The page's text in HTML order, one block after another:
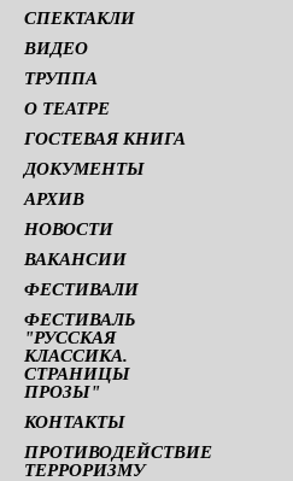
СПЕКТАКЛИ
ВИДЕО
ТРУППА
О ТЕАТРЕ
ГОСТЕВАЯ КНИГА
ДОКУМЕНТЫ
АРХИВ
НОВОСТИ
ВАКАНСИИ
ФЕСТИВАЛИ
ФЕСТИВАЛЬ
"РУССКАЯ
КЛАССИКА.
СТРАНИЦЫ
ПРОЗЫ"
КОНТАКТЫ
ПРОТИВОДЕЙСТВИЕ
ТЕРРОРИЗМУ